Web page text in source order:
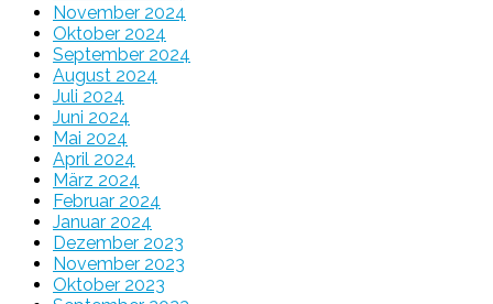
November 2024
Oktober 2024
September 2024
August 2024
Juli 2024
Juni 2024
Mai 2024
April 2024
März 2024
Februar 2024
Januar 2024
Dezember 2023
November 2023
Oktober 2023